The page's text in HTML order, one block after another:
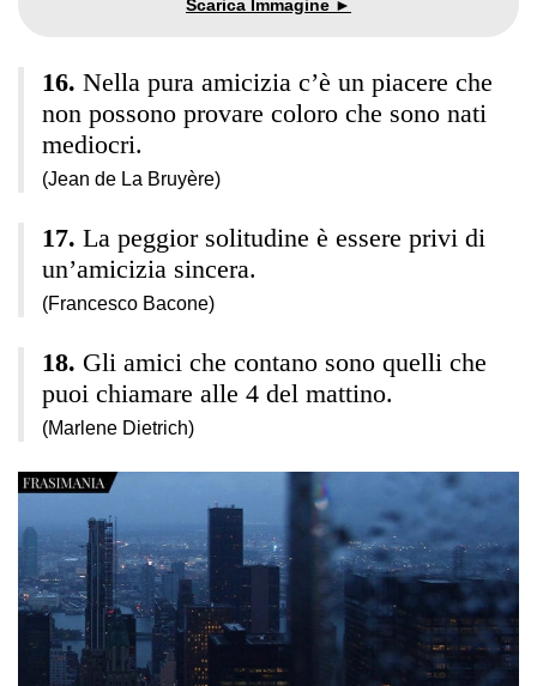
Nella pura amicizia c’è un piacere che
non possono provare coloro che sono nati
mediocri.
(Jean de La Bruyère)
La peggior solitudine è essere privi di
un’amicizia sincera.
(Francesco Bacone)
Gli amici che contano sono quelli che
puoi chiamare alle 4 del mattino.
(Marlene Dietrich)